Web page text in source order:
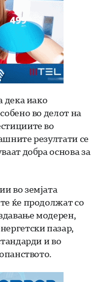
дека иако
во делот на
во
резултати се
добра основа за
во земјата
ќе продолжат со
модерен,
пазар,
и во